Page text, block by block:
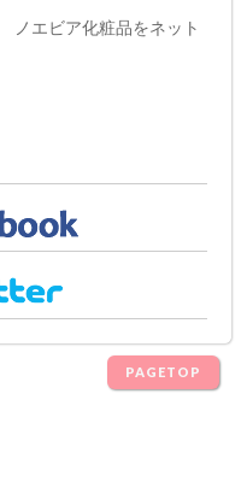
エビア化粧品をネット
PAGETOP